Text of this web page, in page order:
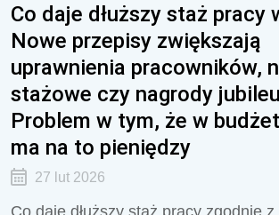
Co daje dłuższy staż pracy
Nowe przepisy zwiększają
uprawnienia pracowników,
stażowe czy nagrody
Problem w tym, że w
ma na to pieniędzy
27 lut 2026
Co daje dłuższy staż pracy zgodnie